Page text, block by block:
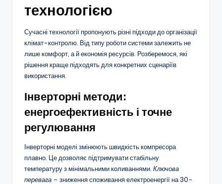
технологією
Сучасні технології пропонують різні підходи до організації
клімат-контролю. Від типу роботи системи залежить не
лише комфорт, а й економія ресурсів. Розберемося, які
рішення краще підходять для конкретних сценаріїв
використання.
Інверторні методи:
енергоефективність і точне
регулювання
Інверторні моделі змінюють швидкість компресора
плавно. Це дозволяє підтримувати стабільну
температуру з мінімальними коливаннями. Ключова
перевага – зниження споживання електроенергії на 30-